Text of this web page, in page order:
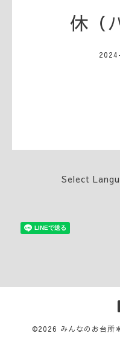
休（
Select
©2026 みんなのお台所